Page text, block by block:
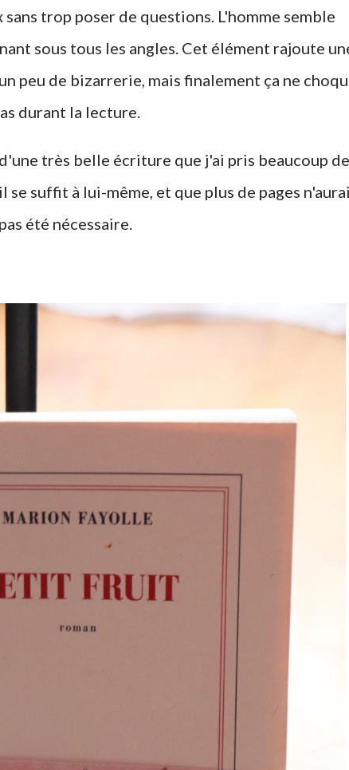
trop poser de questions. L'homme semble
sous tous les angles. Cet élément rajoute
peu de bizarrerie, mais finalement ça ne
durant la lecture.
très belle écriture que j'ai pris beaucoup de
se suffit à lui-même, et que plus de pages
pas été nécessaire.